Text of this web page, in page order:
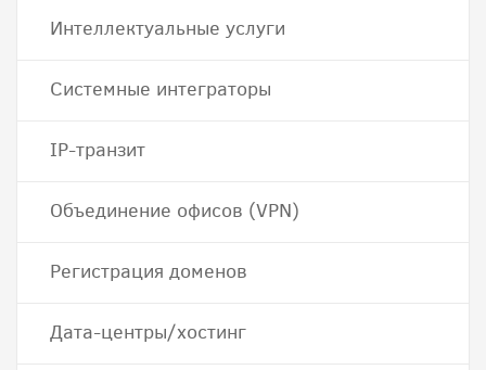
Интеллектуальные услуги
Системные интеграторы
IP-транзит
Объединение офисов (VPN)
Регистрация доменов
Дата-центры/хостинг